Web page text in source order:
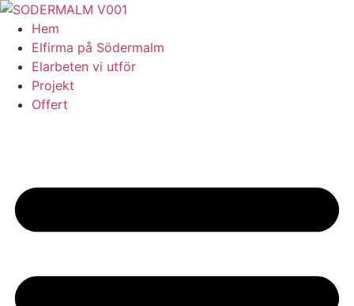
Skip
content
Hem
Elfirma på Södermalm
Elarbeten vi utför
Projekt
Offert